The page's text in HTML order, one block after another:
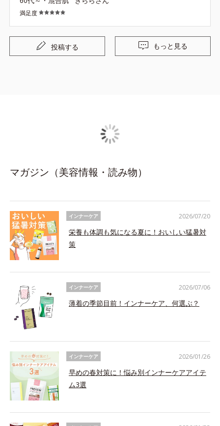
満足度
投稿する もっと見る
マガジン（美容情報・読み物）
インナーケア
栄養も体調も気になる夏に！おいしい猛暑対
策
2026/07/20
インナーケア
薄着の季節目前！インナーケア、何選ぶ？
2026/07/06
インナーケア
早めの春対策に！悩み別インナーケアアイテ
ム3選
2026/01/26